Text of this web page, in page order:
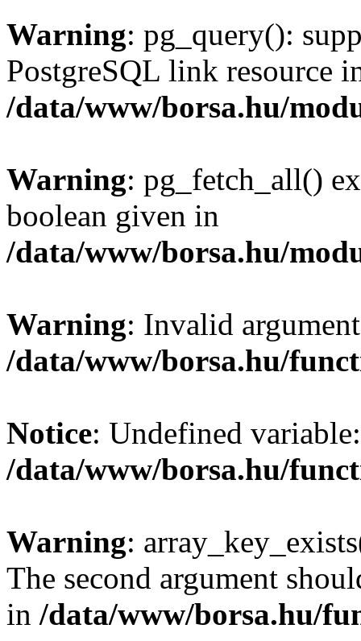
Warning: pg_query():
PostgreSQL link resource
/data/www/borsa.hu/
Warning: pg_fetch_all()
boolean given in
/data/www/borsa.hu/
Warning: Invalid
/data/www/borsa.hu/
Notice: Undefined
/data/www/borsa.hu/
Warning:
The second argument
in /data/www/borsa.hu/